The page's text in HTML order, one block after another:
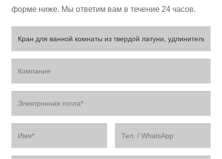
форме ниже. Мы ответим вам в течение 24 часов.